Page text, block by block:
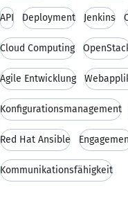
API Deployment Jenkins
Cloud Computing
Agile Entwicklung
Konfigurationsmanagement
Red Hat Ansible
Kommunikationsfähigkeit